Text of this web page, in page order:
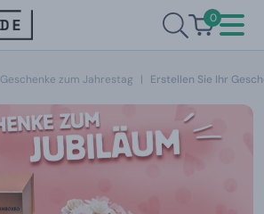
0
Geschenke zum Jahrestag | Erstellen Sie Ihr